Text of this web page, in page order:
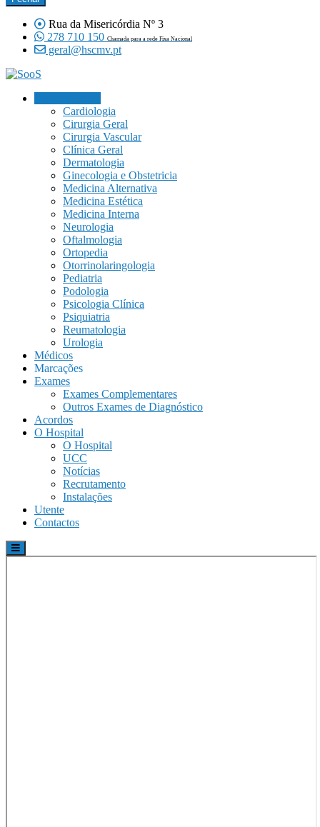
Rua da Misericórdia Nº 3
278 710 150 Chamada para a rede Fixa Nacional
geral@hscmv.pt
Cardiologia
Cirurgia Geral
Cirurgia Vascular
Clínica Geral
Dermatologia
Ginecologia e Obstetricia
Medicina Alternativa
Medicina Estética
Medicina Interna
Neurologia
Oftalmologia
Ortopedia
Otorrinolaringologia
Pediatria
Podologia
Psicologia Clínica
Psiquiatria
Reumatologia
Urologia
Médicos
Marcações
Exames
Exames Complementares
Outros Exames de Diagnóstico
Acordos
O Hospital
O Hospital
UCC
Notícias
Recrutamento
Instalações
Utente
Contactos